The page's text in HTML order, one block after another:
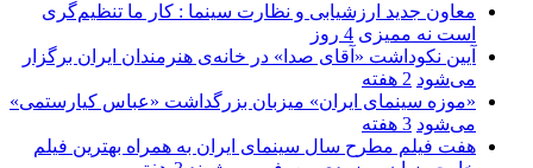
معاون جدید ارزشیابی و نظارت سینما : کار ما تنظیم‌گری
است نه ممیزی 4 روز
آیین نکوداشت «آقای صدا» در خانه‌ی هنرمندان ایران برگزار
می‌شود 2 هفته
«موزه سینمای ایران» میزبان بزرگداشت «عباس کیارستمی»
می‌شود 3 هفته
هفت فیلم مطرح سال سینمای ایران به همراه بهترین فیلم